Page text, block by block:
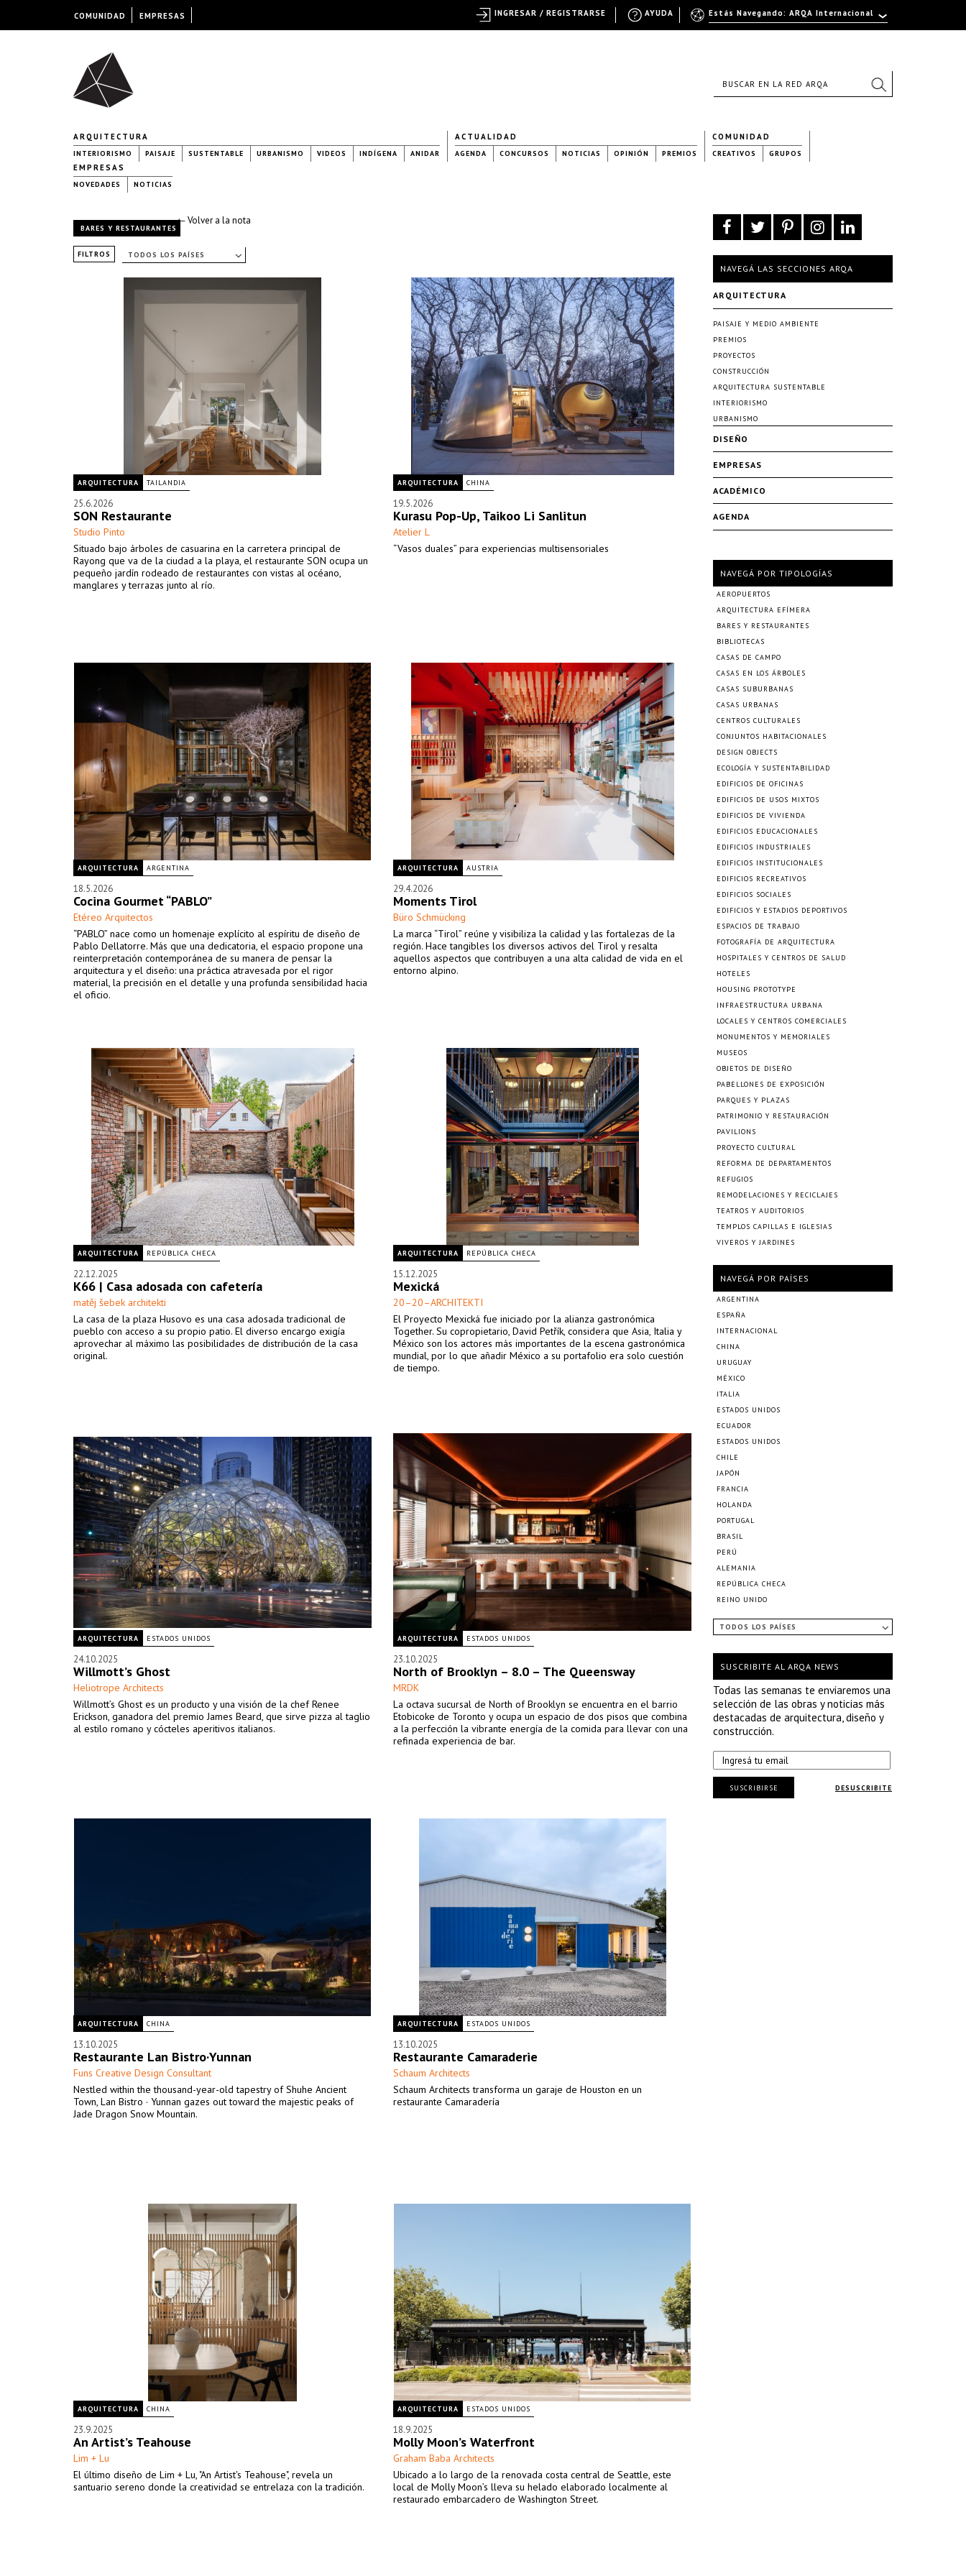
ARQUITECTURA
INTERIORISMO PAISAJE SUSTENTABLE URBANISMO VIDEOS INDÍGENA ANIDAR
ACTUALIDAD
AGENDA CONCURSOS NOTICIAS OPINIÓN PREMIOS
COMUNIDAD
CREATIVOS GRUPOS
EMPRESAS
NOVEDADES NOTICIAS
← Volver a la nota
BARES Y RESTAURANTES
FILTROS TODOS LOS PAÍSES
ARQUITECTURA TAILANDIA
25.6.2026
SON Restaurante
Studio Pinto
Situado bajo árboles de casuarina en la carretera principal de
Rayong que va de la ciudad a la playa, el restaurante SON ocupa un
pequeño jardín rodeado de restaurantes con vistas al océano,
manglares y terrazas junto al río.
ARQUITECTURA CHINA
19.5.2026
Kurasu Pop-Up, Taikoo Li Sanlitun
Atelier L
“Vasos duales” para experiencias multisensoriales
ARQUITECTURA ARGENTINA
18.5.2026
Cocina Gourmet “PABLO”
Etéreo Arquitectos
“PABLO” nace como un homenaje explícito al espíritu de diseño de
Pablo Dellatorre. Más que una dedicatoria, el espacio propone una
reinterpretación contemporánea de su manera de pensar la
arquitectura y el diseño: una práctica atravesada por el rigor
material, la precisión en el detalle y una profunda sensibilidad hacia
el oficio.
ARQUITECTURA AUSTRIA
29.4.2026
Moments Tirol
Büro Schmücking
La marca “Tirol” reúne y visibiliza la calidad y las fortalezas de la
región. Hace tangibles los diversos activos del Tirol y resalta
aquellos aspectos que contribuyen a una alta calidad de vida en el
entorno alpino.
ARQUITECTURA REPÚBLICA CHECA
22.12.2025
K66 | Casa adosada con cafetería
matěj šebek architekti
La casa de la plaza Husovo es una casa adosada tradicional de
pueblo con acceso a su propio patio. El diverso encargo exigía
aprovechar al máximo las posibilidades de distribución de la casa
original.
ARQUITECTURA REPÚBLICA CHECA
15.12.2025
Mexická
20–20–ARCHITEKTI
El Proyecto Mexická fue iniciado por la alianza gastronómica
Together. Su copropietario, David Petřík, considera que Asia, Italia y
México son los actores más importantes de la escena gastronómica
mundial, por lo que añadir México a su portafolio era solo cuestión
de tiempo.
ARQUITECTURA ESTADOS UNIDOS
24.10.2025
Willmott’s Ghost
Heliotrope Architects
Willmott’s Ghost es un producto y una visión de la chef Renee
Erickson, ganadora del premio James Beard, que sirve pizza al taglio
al estilo romano y cócteles aperitivos italianos.
ARQUITECTURA ESTADOS UNIDOS
23.10.2025
North of Brooklyn – 8.0 – The Queensway
MRDK
La octava sucursal de North of Brooklyn se encuentra en el barrio
Etobicoke de Toronto y ocupa un espacio de dos pisos que combina
a la perfección la vibrante energía de la comida para llevar con una
refinada experiencia de bar.
ARQUITECTURA CHINA
13.10.2025
Restaurante Lan Bistro·Yunnan
Funs Creative Design Consultant
Nestled within the thousand-year-old tapestry of Shuhe Ancient
Town, Lan Bistro · Yunnan gazes out toward the majestic peaks of
Jade Dragon Snow Mountain.
ARQUITECTURA ESTADOS UNIDOS
13.10.2025
Restaurante Camaraderie
Schaum Architects
Schaum Architects transforma un garaje de Houston en un
restaurante Camaradería
ARQUITECTURA CHINA
23.9.2025
An Artist’s Teahouse
Lim + Lu
El último diseño de Lim + Lu, "An Artist's Teahouse", revela un
santuario sereno donde la creatividad se entrelaza con la tradición.
ARQUITECTURA ESTADOS UNIDOS
18.9.2025
Molly Moon’s Waterfront
Graham Baba Architects
Ubicado a lo largo de la renovada costa central de Seattle, este
local de Molly Moon’s lleva su helado elaborado localmente al
restaurado embarcadero de Washington Street.
NAVEGÁ LAS SECCIONES ARQA
ARQUITECTURA
PAISAJE Y MEDIO AMBIENTE
PREMIOS
PROYECTOS
CONSTRUCCIÓN
ARQUITECTURA SUSTENTABLE
INTERIORISMO
URBANISMO
DISEÑO
EMPRESAS
ACADÉMICO
AGENDA
NAVEGÁ POR TIPOLOGÍAS
AEROPUERTOS
ARQUITECTURA EFÍMERA
BARES Y RESTAURANTES
BIBLIOTECAS
CASAS DE CAMPO
CASAS EN LOS ÁRBOLES
CASAS SUBURBANAS
CASAS URBANAS
CENTROS CULTURALES
CONJUNTOS HABITACIONALES
DESIGN OBJECTS
ECOLOGÍA Y SUSTENTABILIDAD
EDIFICIOS DE OFICINAS
EDIFICIOS DE USOS MIXTOS
EDIFICIOS DE VIVIENDA
EDIFICIOS EDUCACIONALES
EDIFICIOS INDUSTRIALES
EDIFICIOS INSTITUCIONALES
EDIFICIOS RECREATIVOS
EDIFICIOS SOCIALES
EDIFICIOS Y ESTADIOS DEPORTIVOS
ESPACIOS DE TRABAJO
FOTOGRAFÍA DE ARQUITECTURA
HOSPITALES Y CENTROS DE SALUD
HOTELES
HOUSING PROTOTYPE
INFRAESTRUCTURA URBANA
LOCALES Y CENTROS COMERCIALES
MONUMENTOS Y MEMORIALES
MUSEOS
OBJETOS DE DISEÑO
PABELLONES DE EXPOSICIÓN
PARQUES Y PLAZAS
PATRIMONIO Y RESTAURACIÓN
PAVILIONS
PROYECTO CULTURAL
REFORMA DE DEPARTAMENTOS
REFUGIOS
REMODELACIONES Y RECICLAJES
TEATROS Y AUDITORIOS
TEMPLOS CAPILLAS E IGLESIAS
VIVEROS Y JARDINES
NAVEGÁ POR PAÍSES
ARGENTINA
ESPAÑA
INTERNACIONAL
CHINA
URUGUAY
MÉXICO
ITALIA
ESTADOS UNIDOS
ECUADOR
ESTADOS UNIDOS
CHILE
JAPÓN
FRANCIA
HOLANDA
PORTUGAL
BRASIL
PERÚ
ALEMANIA
REPÚBLICA CHECA
REINO UNIDO
TODOS LOS PAÍSES
SUSCRIBITE AL ARQA NEWS
Todas las semanas te enviaremos una
selección de las obras y noticias más
destacadas de arquitectura, diseño y
construcción.
DESUSCRIBITE
SUSCRIBIRSE
COMUNIDAD EMPRESAS Estás Navegando: ARQA Internacional
AYUDA
INGRESAR / REGISTRARSE